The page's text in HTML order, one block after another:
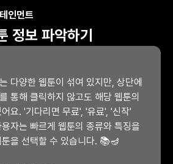
인먼트
정보 파악하기
다양한 웹툰이 섞여 있지만, 상단에
통해 클릭하지 않고도 해당 웹툰의
요. '기다리면 무료', '유료', '신작'
자는 빠르게 웹툰의 종류와 특징을
을 선택할 수 있습니다. 📚🪔